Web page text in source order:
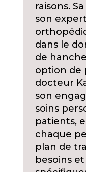
raisons.
son
dans le
de
option de
docteur
son
soins
patients,
chaque
plan de
besoins